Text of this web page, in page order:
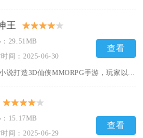
王
29.51MB
间：2025-06-30
查看
说打造3D仙侠MMORPG手游，玩家以...
15.17MB
间：2025-06-29
查看